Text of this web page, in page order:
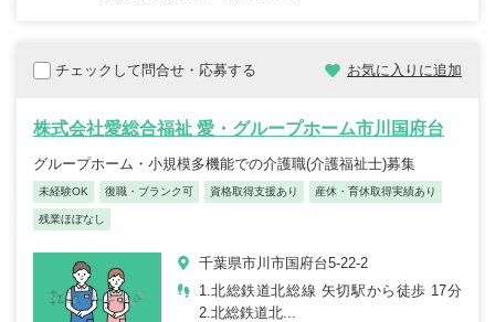
チェックして問合せ・応募する お気に入りに追加
株式会社愛総合福祉 愛・グループホーム市川国府台
グループホーム・小規模多機能での介護職(介護福祉士)募集
未経験OK 復職・ブランク可 資格取得支援あり 産休・育休取得実績あり
残業ほぼなし
千葉県市川市国府台5-22-2
1.北総鉄道北総線 矢切駅から徒歩 17分
2.北総鉄道北...